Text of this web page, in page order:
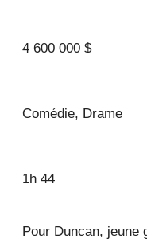
4 600 000 $
Comédie, Drame
1h 44
Pour Duncan, jeune